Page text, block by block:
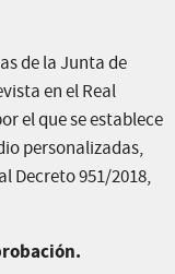
de la Junta de
en el Real
el que se establece
personalizadas,
Decreto 951/2018,